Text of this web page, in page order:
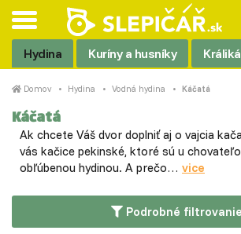
Hydina Kuríny a husníky
Domov Hydina Vodná hydina Káčatá
Káčatá
Ak chcete Váš dvor doplniť aj o vajcia
vás kačice pekinské, ktoré sú u
obľúbenou hydinou. A prečo… vice
Podrobné filtrovanie